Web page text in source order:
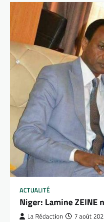
ACTUALITÉ
Niger: Lamine
La Rédaction 7 août